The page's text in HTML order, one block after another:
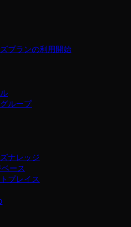
プランの利用開始
ループ
ナレッジ
ース
プレイス